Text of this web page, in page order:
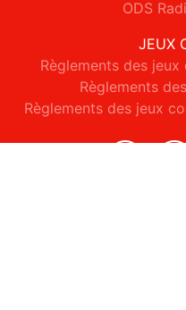
ODS
JEUX
Règlements des
Règlements
Règlements des jeux